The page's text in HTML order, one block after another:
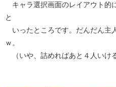
キャラ選択画面のレイアウト的
と
いったところです。だんだん主
ｗ。
（いや、詰めればあと４人いけ